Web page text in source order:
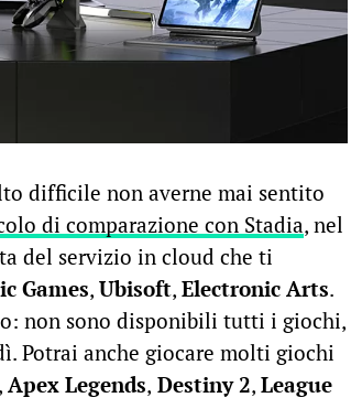
difficile non averne mai sentito
di comparazione con Stadia, nel
del servizio in cloud che ti
Games, Ubisoft, Electronic Arts.
non sono disponibili tutti i giochi,
Potrai anche giocare molti giochi
, Apex Legends, Destiny 2, League